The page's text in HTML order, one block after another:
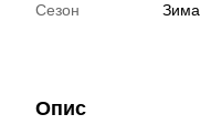
Сезон
Зима
Опис